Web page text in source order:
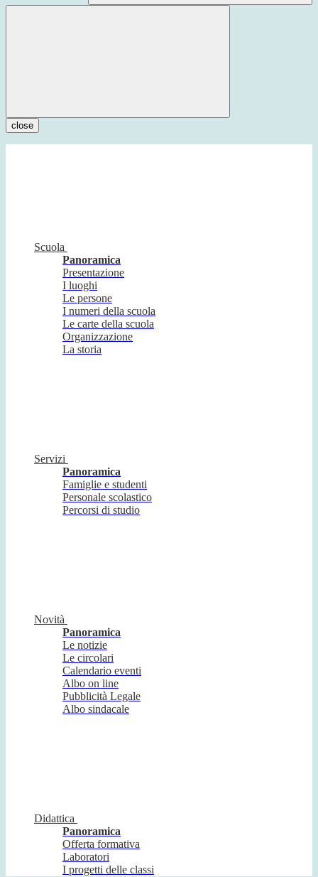
close
Scuola
Panoramica
Presentazione
I luoghi
Le persone
I numeri della scuola
Le carte della scuola
Organizzazione
La storia
Servizi
Panoramica
Famiglie e studenti
Personale scolastico
Percorsi di studio
Novità
Panoramica
Le notizie
Le circolari
Calendario eventi
Albo on line
Pubblicità Legale
Albo sindacale
Didattica
Panoramica
Offerta formativa
Laboratori
I progetti delle classi